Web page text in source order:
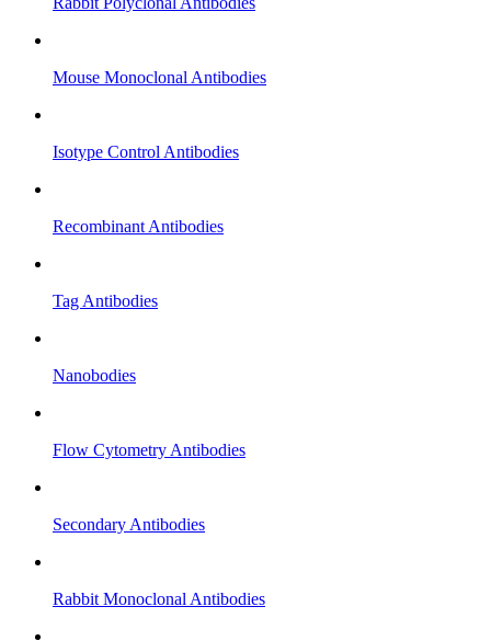
Mouse Monoclonal Antibodies
Isotype Control Antibodies
Recombinant Antibodies
Tag Antibodies
Nanobodies
Flow Cytometry Antibodies
Secondary Antibodies
Rabbit Monoclonal Antibodies